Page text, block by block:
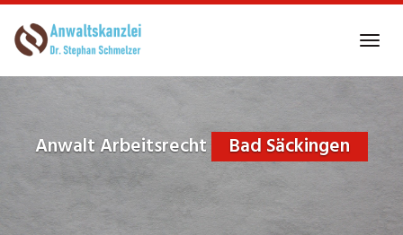
to
Anwalt Arbeitsrecht Bad Säckingen